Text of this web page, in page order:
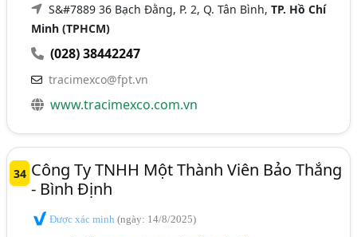
S&#7889 36 Bạch Đằng, P. 2, Q. Tân Bình,TP. Hồ Chí
Minh (TPHCM)
(028) 38442247
tracimexco@fpt.vn
www.tracimexco.com.vn
34 Công Ty TNHH Một Thành Viên Bảo Thắng
- Bình Định
Được xác minh(ngày: 14/8/2025)